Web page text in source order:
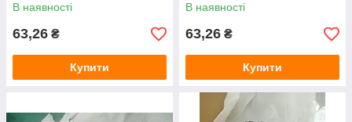
В наявності
63,26 ₴
Купити
В наявності
63,26 ₴
Купити